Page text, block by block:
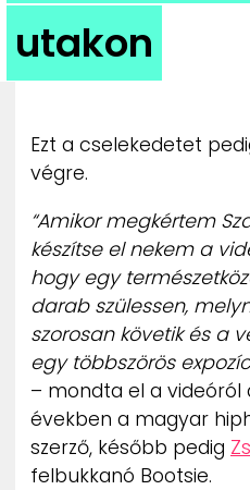
PR-
utakon
Ezt a cselekedetet
végre.
“Amikor megkértem
készítse el nekem a
hogy egy
darab szülessen,
szorosan követik és a
egy többszörös
– mondta el a videóról
években a magyar
szerző, később pedig
felbukkanó Bootsie.